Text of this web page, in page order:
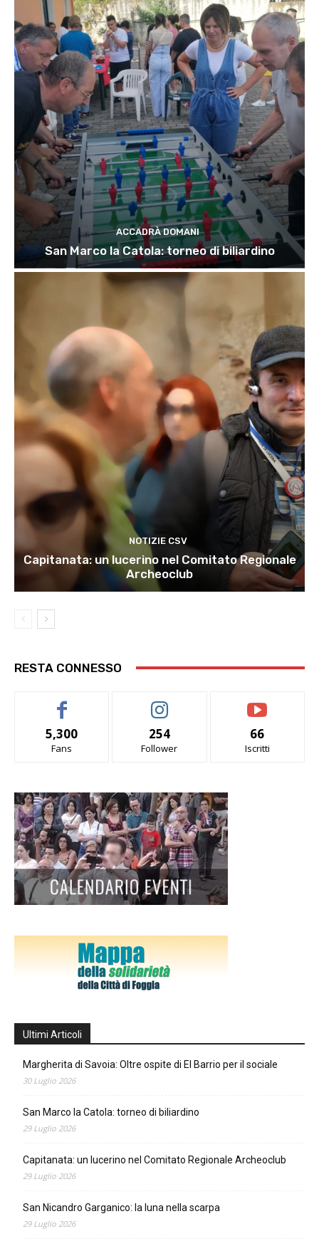
ACCADRÀ DOMANI
San Marco la Catola: torneo di biliardino
NOTIZIE CSV
Capitanata: un lucerino nel Comitato Regionale
Archeoclub
RESTA CONNESSO
5,300
Fans
254
Follower
66
Iscritti
Ultimi Articoli
Margherita di Savoia: Oltre ospite di El Barrio per il sociale
30 Luglio 2026
San Marco la Catola: torneo di biliardino
29 Luglio 2026
Capitanata: un lucerino nel Comitato Regionale Archeoclub
29 Luglio 2026
San Nicandro Garganico: la luna nella scarpa
29 Luglio 2026